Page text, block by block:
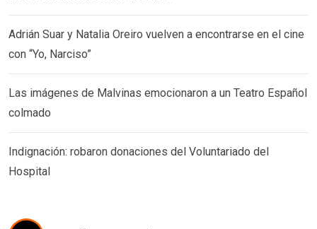
Adrián Suar y Natalia Oreiro vuelven a encontrarse en el cine
con “Yo, Narciso”
Las imágenes de Malvinas emocionaron a un Teatro Español
colmado
Indignación: robaron donaciones del Voluntariado del
Hospital